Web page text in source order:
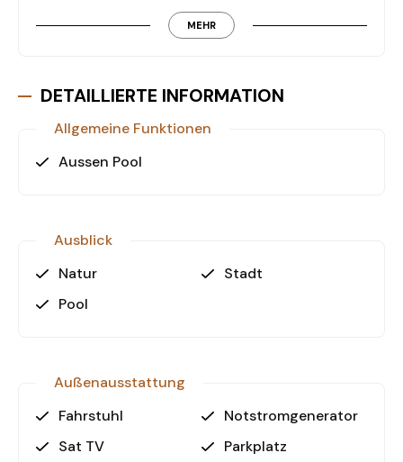
• Günstiger Kaufpreis in gefragter Lage
elektrischen Jalousien
• Gute Infrastruktur und Anbindung
werden immer seltener. Diese Immobilie bietet eine
solide Ausstattung, eine moderne Wohnanlage
und ein attraktives Preis-Leistungs-Verhältnis. Die
Lage sorgt für langfristige Wertsteigerung und
MEHR
DETAILLIERTE INFORMATION
Allgemeine Funktionen
Aussen Pool
Ausblick
Natur
Stadt
Pool
Außenausstattung
Fahrstuhl
Notstromgenerator
Sat TV
Parkplatz